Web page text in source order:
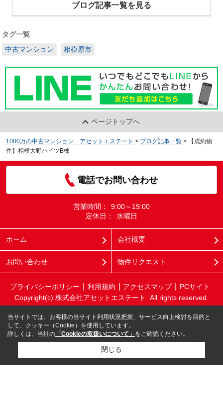
ブログ記事一覧を見る
タグ一覧
中古マンション
相模原市
ページトップへ
1000万の中古マンション アセットエステート > ブログ記事一覧 >
【成約物
件】相模大野ハイツB棟
電話でお問い合わせ
営業時間：
9:00～19:00
定休日：
水曜日
ホーム 会社概要
お問い合わせ 物件リクエスト
プライバシーポリシー 利用規約 アクセスマップ
PCサイト
Copyright(c) 株式会社アセットエステート All rights reserved.
当サイトでは、お客様の当サイト利用状況把握、サービス向上検討を目的と
して、クッキー（Cookie）を使用しています。
詳しくは、当社の 「Cookieの取扱いについて」 をご確認ください。
閉じる